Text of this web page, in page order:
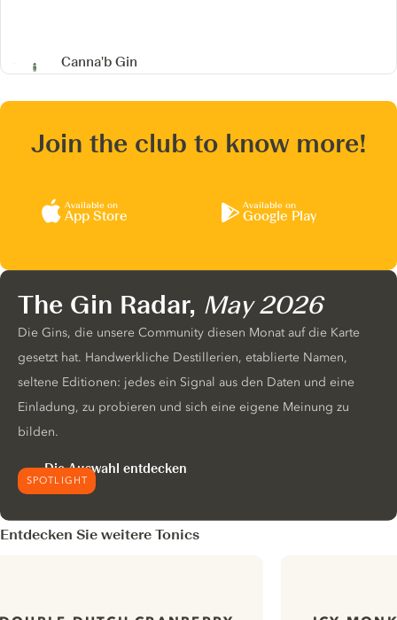
Canna'b Gin
Join the club to know more!
Available on
App Store
Available on
Google Play
SPOTLIGHT
The Gin Radar, May 2026
Die Gins, die unsere Community diesen Monat auf die Karte
gesetzt hat. Handwerkliche Destillerien, etablierte Namen,
seltene Editionen: jedes ein Signal aus den Daten und eine
Einladung, zu probieren und sich eine eigene Meinung zu
bilden.
Die Auswahl entdecken
Entdecken Sie weitere Tonics